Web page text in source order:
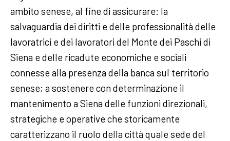
ambito senese, al fine di assicurare: la
salvaguardia dei diritti e delle professionalità delle
lavoratrici e dei lavoratori del Monte dei Paschi di
Siena e delle ricadute economiche e sociali
connesse alla presenza della banca sul territorio
senese; a sostenere con determinazione il
mantenimento a Siena delle funzioni direzionali,
strategiche e operative che storicamente
caratterizzano il ruolo della città quale sede del